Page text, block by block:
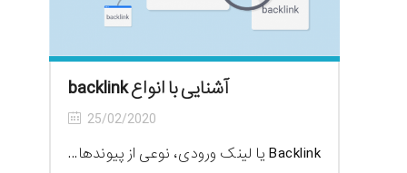
آشنایی با انواع backlink
25/02/2020
Backlink یا لینک ورودی، نوعی از پیوندها...